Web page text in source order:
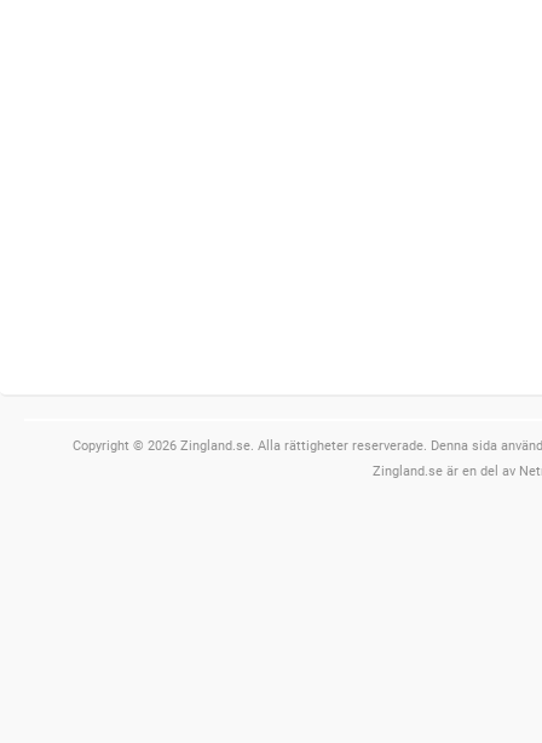
Copyright © 2026 Zingland.se. Alla rättigheter reserverade. Denna sida
Zingland.se är en del av